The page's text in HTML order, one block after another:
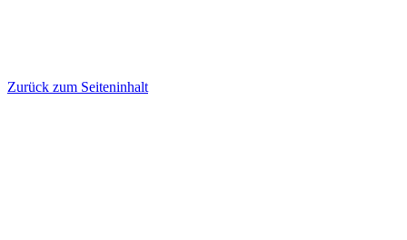
Zurück zum Seiteninhalt